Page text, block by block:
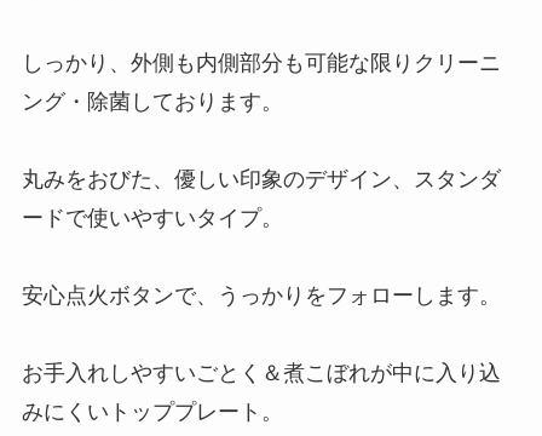
しっかり、外側も内側部分も可能な限りクリーニ
ング・除菌しております。
丸みをおびた、優しい印象のデザイン、スタンダ
ードで使いやすいタイプ。
安心点火ボタンで、うっかりをフォローします。
お手入れしやすいごとく＆煮こぼれが中に入り込
みにくいトッププレート。